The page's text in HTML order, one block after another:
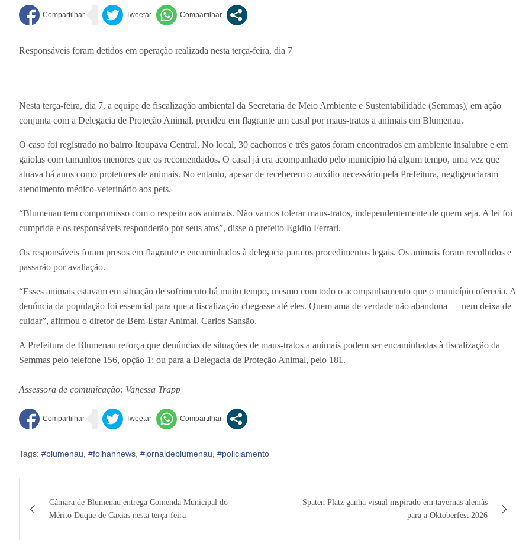
Responsáveis foram detidos em operação realizada nesta terça-feira, dia 7
Nesta terça-feira, dia 7, a equipe de fiscalização ambiental da Secretaria de Meio Ambiente e Sustentabilidade (Semmas), em ação
conjunta com a Delegacia de Proteção Animal, prendeu em flagrante um casal por maus-tratos a animais em Blumenau.
O caso foi registrado no bairro Itoupava Central. No local, 30 cachorros e três gatos foram encontrados em ambiente insalubre e em
gaiolas com tamanhos menores que os recomendados. O casal já era acompanhado pelo município há algum tempo, uma vez que
atuava há anos como protetores de animais. No entanto, apesar de receberem o auxílio necessário pela Prefeitura, negligenciaram
atendimento médico-veterinário aos pets.
“Blumenau tem compromisso com o respeito aos animais. Não vamos tolerar maus-tratos, independentemente de quem seja. A lei foi
cumprida e os responsáveis responderão por seus atos”, disse o prefeito Egidio Ferrari.
Os responsáveis foram presos em flagrante e encaminhados à delegacia para os procedimentos legais. Os animais foram recolhidos e
passarão por avaliação.
“Esses animais estavam em situação de sofrimento há muito tempo, mesmo com todo o acompanhamento que o município oferecia. A
denúncia da população foi essencial para que a fiscalização chegasse até eles. Quem ama de verdade não abandona — nem deixa de
cuidar”, afirmou o diretor de Bem-Estar Animal, Carlos Sansão.
A Prefeitura de Blumenau reforça que denúncias de situações de maus-tratos a animais podem ser encaminhadas à fiscalização da
Semmas pelo telefone 156, opção 1; ou para a Delegacia de Proteção Animal, pelo 181.
Assessora de comunicação: Vanessa Trapp
Tags: #blumenau #folhahnews #jornaldeblumenau #policiamento
de
Post
Câmara de Blumenau entrega Comenda Municipal do
Mérito Duque de Caxias nesta terça-feira
Spaten Platz ganha visual inspirado em tavernas alemãs
para a Oktoberfest 2026